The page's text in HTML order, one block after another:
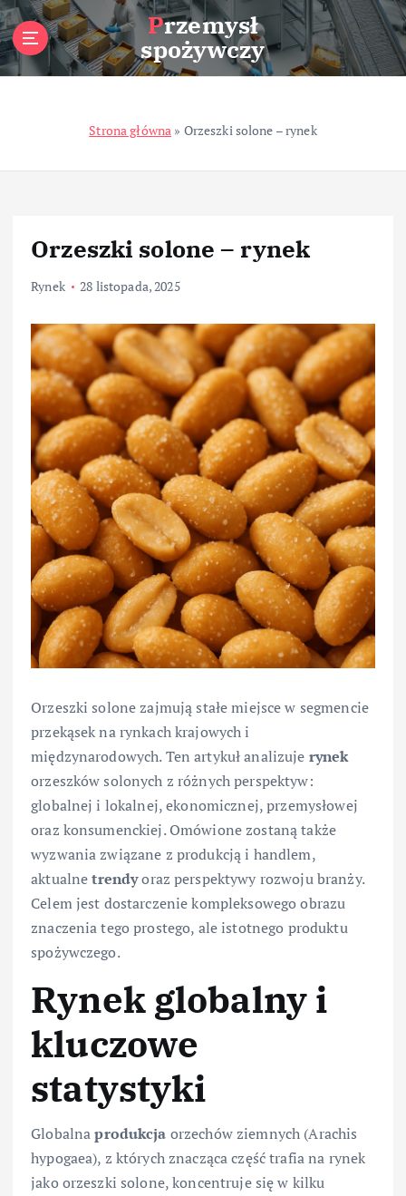
S
k
i
p
n
Przemysł
spożywczy
Strona główna » Orzeszki solone – rynek
Orzeszki solone – rynek
Rynek 28 listopada, 2025
Orzeszki solone zajmują stałe miejsce w segmencie
przekąsek na rynkach krajowych i
międzynarodowych. Ten artykuł analizuje rynek
orzeszków solonych z różnych perspektyw:
globalnej i lokalnej, ekonomicznej, przemysłowej
oraz konsumenckiej. Omówione zostaną także
wyzwania związane z produkcją i handlem,
aktualnetrendyoraz perspektywy rozwoju branży.
Celem jest dostarczenie kompleksowego obrazu
znaczenia tego prostego, ale istotnego produktu
spożywczego.
Rynek globalny i
kluczowe
statystyki
Globalnaprodukcja orzechów ziemnych (Arachis
hypogaea), z których znacząca część trafia na rynek
jako orzeszki solone, koncentruje się w kilku